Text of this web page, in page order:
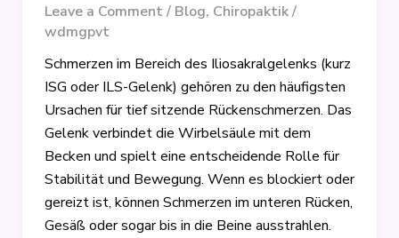
Leave a Comment/ Blog, Chiropaktik/
wdmgpvt
Schmerzen im Bereich des Iliosakralgelenks (kurz
ISG oder ILS-Gelenk) gehören zu den häufigsten
Ursachen für tief sitzende Rückenschmerzen. Das
Gelenk verbindet die Wirbelsäule mit dem
Becken und spielt eine entscheidende Rolle für
Stabilität und Bewegung. Wenn es blockiert oder
gereizt ist, können Schmerzen im unteren Rücken,
Gesäß oder sogar bis in die Beine ausstrahlen.